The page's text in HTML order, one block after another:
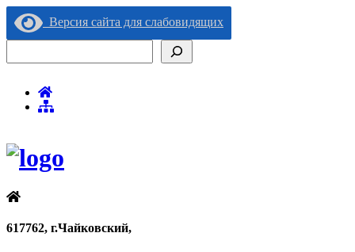
Версия сайта для слабовидящих
617762, г.Чайковский,